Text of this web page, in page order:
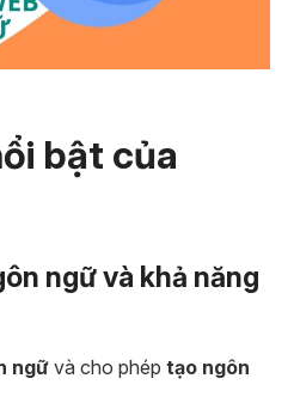
bật của
ngữ và khả năng
ngữvà cho phép tạo ngôn